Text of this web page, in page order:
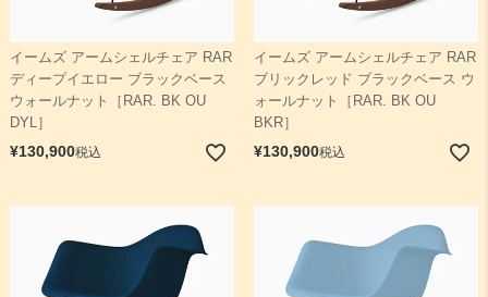
イームズ アームシェルチェア RAR
ディープイエロー ブラックベース
ウォールナット［RAR. BK OU
DYL］
¥130,900税込
イームズ アームシェルチェア RAR
ブリックレッド ブラックベース ウ
ォールナット［RAR. BK OU
BKR］
¥130,900税込